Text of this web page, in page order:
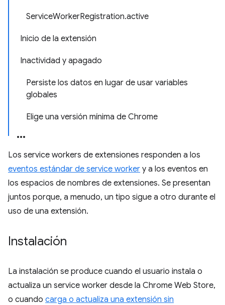
ServiceWorkerRegistration.active
Inicio de la extensión
Inactividad y apagado
Persiste los datos en lugar de usar variables
globales
Elige una versión mínima de Chrome
Los service workers de extensiones responden a los
eventos estándar de service worker y a los eventos en
los espacios de nombres de extensiones. Se presentan
juntos porque, a menudo, un tipo sigue a otro durante el
uso de una extensión.
Instalación
La instalación se produce cuando el usuario instala o
actualiza un service worker desde la Chrome Web Store,
o cuando carga o actualiza una extensión sin